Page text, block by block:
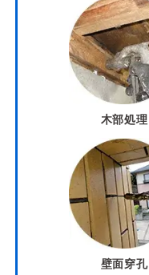
木部処理
壁面穿孔